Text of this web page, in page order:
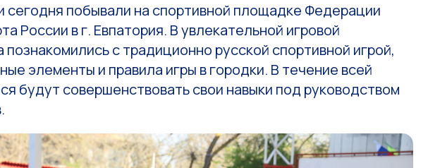
сегодня побывали на спортивной площадке Федерации
России в г. Евпатория. В увлекательной игровой
с традиционно русской спортивной игрой,
элементы и правила игры в городки. В течение всей
будут совершенствовать свои навыки под руководством